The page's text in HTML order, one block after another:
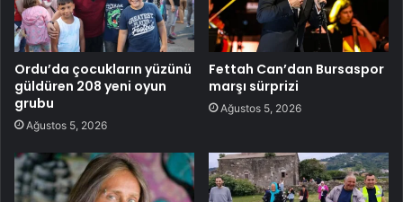
Ordu’da çocukların yüzünü
güldüren 208 yeni oyun
grubu
Ağustos 5, 2026
Fettah Can’dan Bursaspor
marşı sürprizi
Ağustos 5, 2026